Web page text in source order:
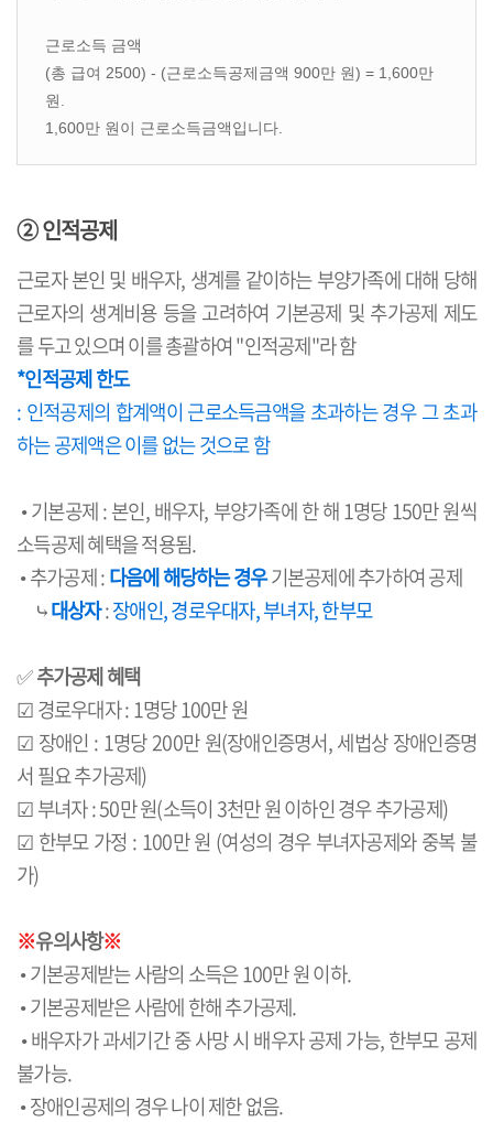
근로소득 금액
(총 급여 2500) - (근로소득공제금액 900만 원) = 1,600만
원.
1,600만 원이 근로소득금액입니다.
② 인적공제
근로자 본인 및 배우자, 생계를 같이하는 부양가족에 대해 당해
근로자의 생계비용 등을 고려하여 기본공제 및 추가공제 제도
를 두고 있으며 이를 총괄하여 "인적공제"라 함
*인적공제 한도
: 인적공제의 합계액이 근로소득금액을 초과하는 경우 그 초과
하는 공제액은 이를 없는 것으로 함
• 기본공제 : 본인, 배우자, 부양가족에 한 해 1명당 150만 원씩
소득공제 혜택을 적용됨.
• 추가공제 :다음에 해당하는 경우기본공제에 추가하여 공제
⤷대상자:장애인, 경로우대자, 부녀자, 한부모
✅추가공제 혜택
☑ 경로우대자 : 1명당 100만 원
☑ 장애인 : 1명당 200만 원(장애인증명서, 세법상 장애인증명
서 필요 추가공제)
☑ 부녀자 : 50만 원(소득이 3천만 원 이하인 경우 추가공제)
☑ 한부모 가정 : 100만 원 (여성의 경우 부녀자공제와 중복 불
가)
※유의사항※
• 기본공제받는 사람의 소득은 100만 원 이하.
• 기본공제받은 사람에 한해 추가공제.
• 배우자가 과세기간 중 사망 시 배우자 공제 가능, 한부모 공제
불가능.
• 장애인공제의 경우 나이 제한 없음.